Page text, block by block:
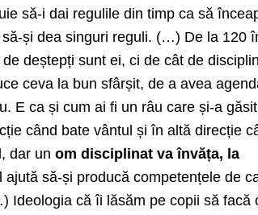
să-i dai regulile din timp ca să
și dea singuri reguli. (…) De la 120
deștepți sunt ei, ci de cât de
ceva la bun sfârșit, de a avea
E ca și cum ai fi un râu care și-a găsit
când bate vântul și în altă direcție
dar unom disciplinat va învăța, la
să-și producă competențele de
Ideologia că îi lăsăm pe copii să facă